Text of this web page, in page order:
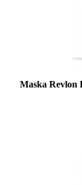
Maska Revlon